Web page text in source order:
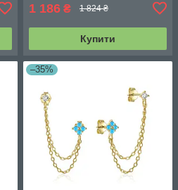
1 186 ₴ 1 824 ₴
Купити
–35%